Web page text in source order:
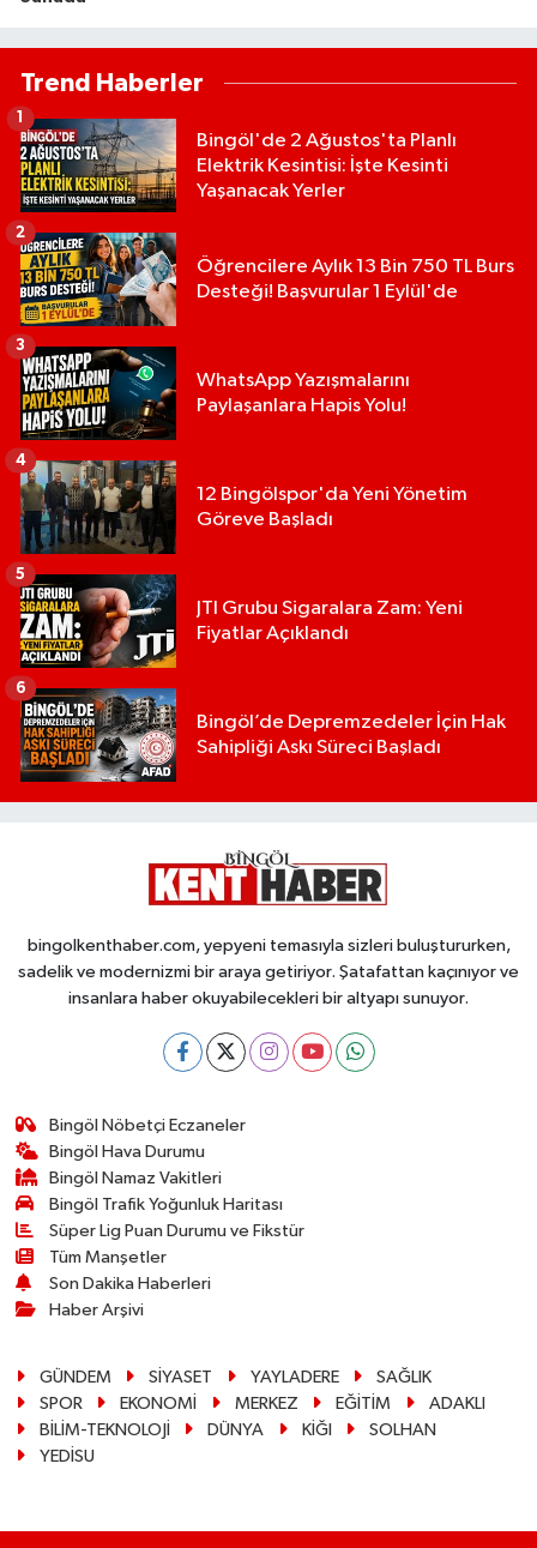
Trend Haberler
Bingöl'de 2 Ağustos'ta Planlı
Elektrik Kesintisi: İşte Kesinti
Yaşanacak Yerler
Öğrencilere Aylık 13 Bin 750 TL Burs
Desteği! Başvurular 1 Eylül'de
2
WhatsApp Yazışmalarını
Paylaşanlara Hapis Yolu!
3
12 Bingölspor'da Yeni Yönetim
Göreve Başladı
4
JTI Grubu Sigaralara Zam: Yeni
Fiyatlar Açıklandı
5
Bingöl’de Depremzedeler İçin Hak
Sahipliği Askı Süreci Başladı
6
bingolkenthaber.com, yepyeni temasıyla sizleri buluştururken,
sadelik ve modernizmi bir araya getiriyor. Şatafattan kaçınıyor ve
insanlara haber okuyabilecekleri bir altyapı sunuyor.
Bingöl Nöbetçi Eczaneler
Bingöl Hava Durumu
Bingöl Namaz Vakitleri
Bingöl Trafik Yoğunluk Haritası
Süper Lig Puan Durumu ve Fikstür
Tüm Manşetler
Son Dakika Haberleri
Haber Arşivi
GÜNDEM SİYASET YAYLADERE
SAĞLIK
SPOR
EKONOMİ MERKEZ EĞİTİM
ADAKLI
BİLİM-TEKNOLOJİ
DÜNYA KİĞI
SOLHAN
YEDİSU